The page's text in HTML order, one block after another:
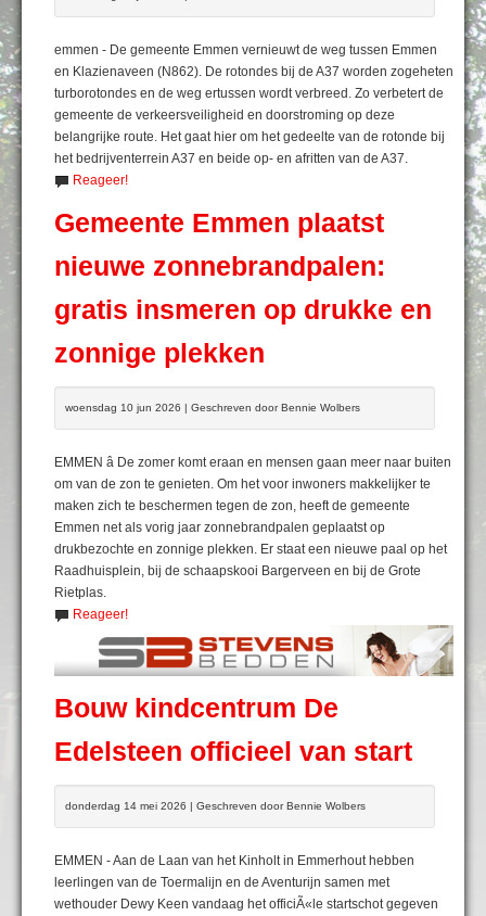
emmen - De gemeente Emmen vernieuwt de weg tussen Emmen
en Klazienaveen (N862). De rotondes bij de A37 worden zogeheten
turborotondes en de weg ertussen wordt verbreed. Zo verbetert de
gemeente de verkeersveiligheid en doorstroming op deze
belangrijke route. Het gaat hier om het gedeelte van de rotonde bij
het bedrijventerrein A37 en beide op- en afritten van de A37.
Reageer!
Gemeente Emmen plaatst
nieuwe zonnebrandpalen:
gratis insmeren op drukke en
zonnige plekken
woensdag 10 jun 2026 | Geschreven door Bennie Wolbers
EMMEN â De zomer komt eraan en mensen gaan meer naar buiten
om van de zon te genieten. Om het voor inwoners makkelijker te
maken zich te beschermen tegen de zon, heeft de gemeente
Emmen net als vorig jaar zonnebrandpalen geplaatst op
drukbezochte en zonnige plekken. Er staat een nieuwe paal op het
Raadhuisplein, bij de schaapskooi Bargerveen en bij de Grote
Rietplas.
Reageer!
Bouw kindcentrum De
Edelsteen officieel van start
donderdag 14 mei 2026 | Geschreven door Bennie Wolbers
EMMEN - Aan de Laan van het Kinholt in Emmerhout hebben
leerlingen van de Toermalijn en de Aventurijn samen met
wethouder Dewy Keen vandaag het officiÃ«le startschot gegeven